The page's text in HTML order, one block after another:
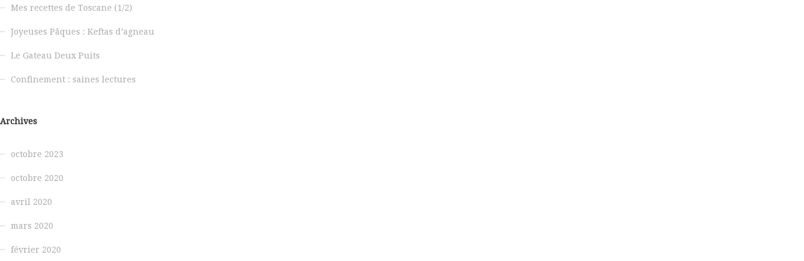
Mes recettes de Toscane (1/2)
Joyeuses Pâques : Keftas d’agneau
Le Gateau Deux Puits
Confinement : saines lectures
Archives
octobre 2023
octobre 2020
avril 2020
mars 2020
février 2020